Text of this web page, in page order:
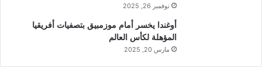
نوفمبر 26, 2025
أوغندا يخسر أمام موزمبيق بتصفيات أفريقيا
المؤهلة لكأس العالم
مارس 20, 2025